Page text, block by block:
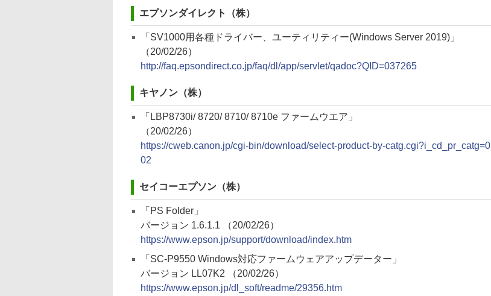
エプソンダイレクト（株）
「SV1000用各種ドライバー、ユーティリティー(Windows Server 2019)」
（20/02/26）
http://faq.epsondirect.co.jp/faq/dl/app/servlet/qadoc?QID=037265
キヤノン（株）
「LBP8730i/ 8720/ 8710/ 8710e ファームウエア」
（20/02/26）
https://cweb.canon.jp/cgi-bin/download/select-product-by-catg.cgi?i_cd_pr_catg=0
02
セイコーエプソン（株）
「PS Folder」
バージョン 1.6.1.1 （20/02/26）
https://www.epson.jp/support/download/index.htm
「SC-P9550 Windows対応ファームウェアアップデーター」
バージョン LL07K2 （20/02/26）
https://www.epson.jp/dl_soft/readme/29356.htm